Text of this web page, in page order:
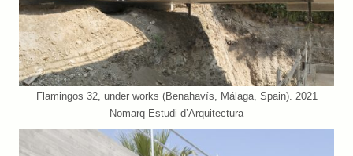
Flamingos 32, under works (Benahavís, Málaga, Spain). 2021
Nomarq Estudi d’Arquitectura